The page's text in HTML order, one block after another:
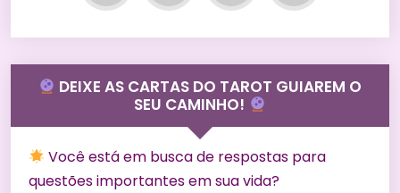
DEIXE AS CARTAS DO TAROT GUIAREM O
SEU CAMINHO!
Você está em busca de respostas para
questões importantes em sua vida?